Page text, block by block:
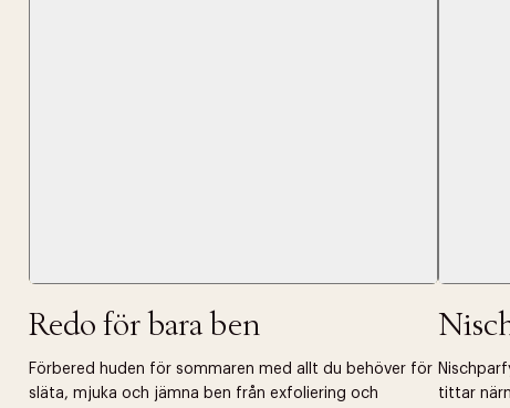
Redo för bara ben
Förbered huden för sommaren med allt du behöver för
släta, mjuka och jämna ben från exfoliering och
tittar